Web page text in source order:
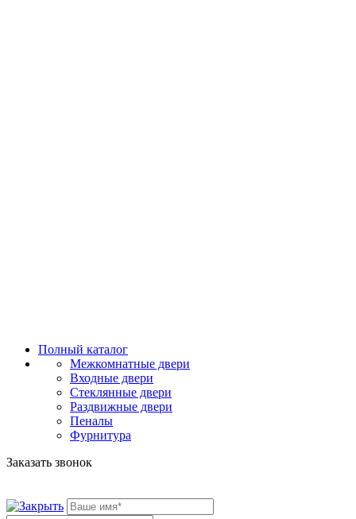
Полный каталог
Межкомнатные двери
Входные двери
Стеклянные двери
Раздвижные двери
Пеналы
Фурнитура
Заказать звонок